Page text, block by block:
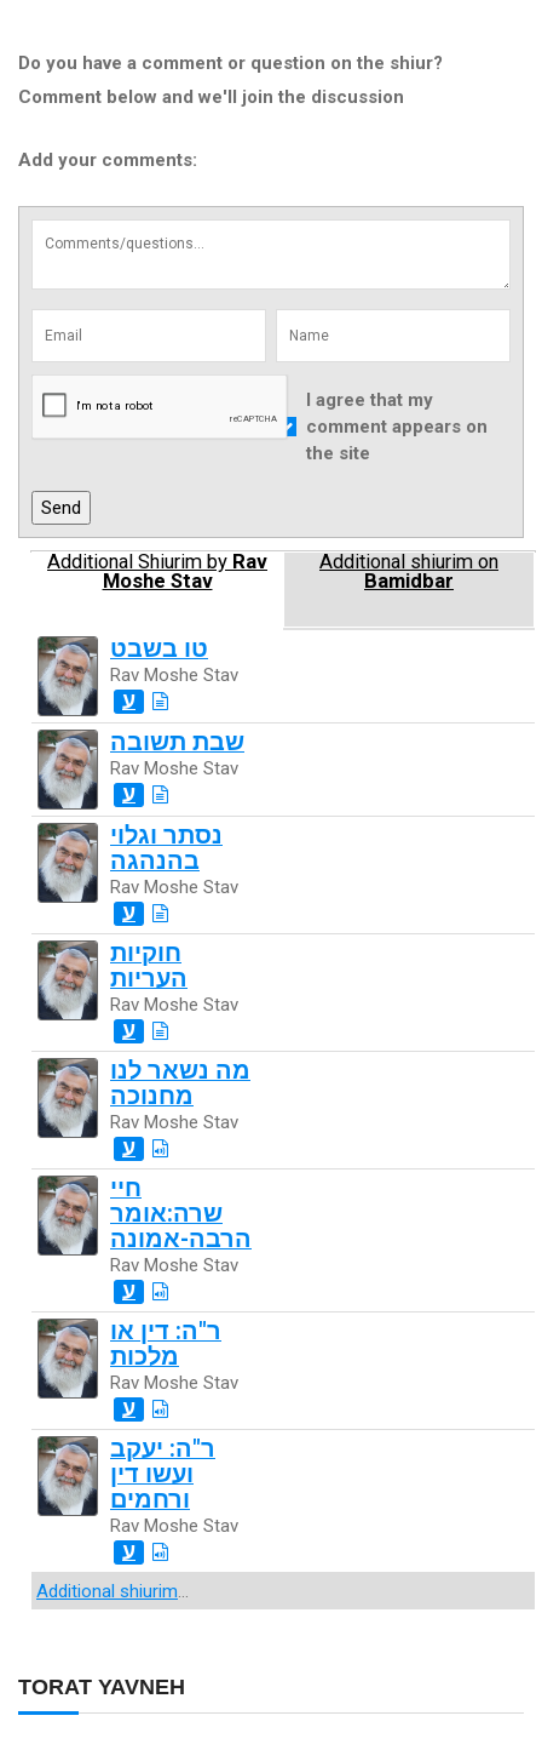
TORAT YAVNEH
Do you have a comment or question on the shiur?
Comment below and we'll join the discussion
Add your comments:
I agree that my
comment appears on
the site
Additional Shiurim by Rav
Moshe Stav
Additional shiurim on
Bamidbar
טו בשבט
Rav Moshe Stav
ע
שבת תשובה
Rav Moshe Stav
ע
נסתר וגלוי
בהנהגה
Rav Moshe Stav
ע
חוקיות
העריות
Rav Moshe Stav
ע
מה נשאר לנו
מחנוכה
Rav Moshe Stav
ע
חיי
שרה:אומר
הרבה-אמונה
Rav Moshe Stav
ע
ר"ה: דין או
מלכות
Rav Moshe Stav
ע
ר"ה: יעקב
ועשו דין
ורחמים
Rav Moshe Stav
ע
Additional shiurim...